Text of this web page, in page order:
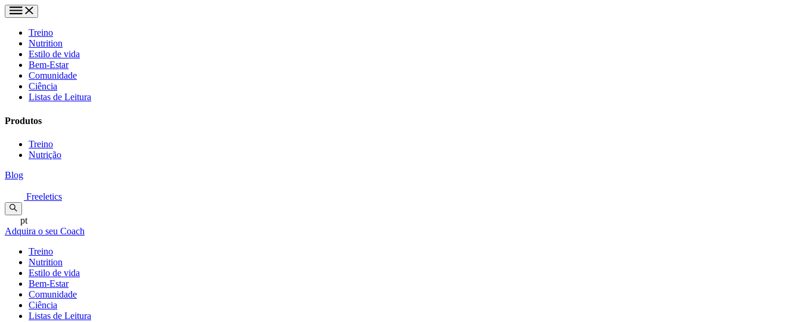
Treino
Nutrition
Estilo de vida
Bem-Estar
Comunidade
Ciência
Listas de Leitura
Produtos
Treino
Nutrição
Blog
Freeletics
pt
Adquira o seu Coach
Treino
Nutrition
Estilo de vida
Bem-Estar
Comunidade
Ciência
Listas de Leitura